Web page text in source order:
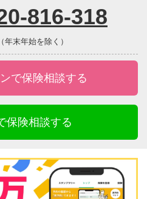
816-318
年末年始を除く）
で保険相談する
保険相談する